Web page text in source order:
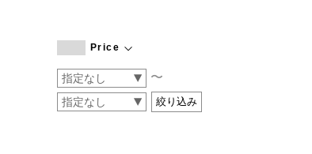
COGTHEBIGSMOKE
CONVERSE
DEAN & DELUCA
Price
〜